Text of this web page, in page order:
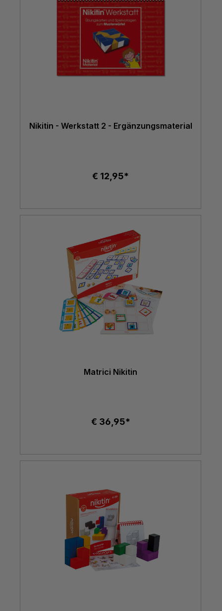
Nikitin - Werkstatt 2 - Ergänzungsmaterial
€ 12,95*
Matrici Nikitin
€ 36,95*